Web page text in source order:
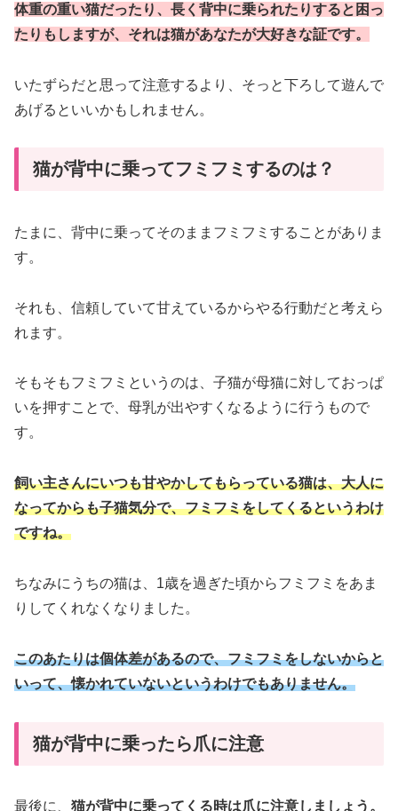
体重の重い猫だったり、長く背中に乗られたりすると困っ
たりもしますが、それは猫があなたが大好きな証です。
いたずらだと思って注意するより、そっと下ろして遊んで
あげるといいかもしれません。
猫が背中に乗ってフミフミするのは？
たまに、背中に乗ってそのままフミフミすることがありま
す。
それも、信頼していて甘えているからやる行動だと考えら
れます。
そもそもフミフミというのは、子猫が母猫に対しておっぱ
いを押すことで、母乳が出やすくなるように行うもので
す。
飼い主さんにいつも甘やかしてもらっている猫は、大人に
なってからも子猫気分で、フミフミをしてくるというわけ
ですね。
ちなみにうちの猫は、1歳を過ぎた頃からフミフミをあま
りしてくれなくなりました。
このあたりは個体差があるので、フミフミをしないからと
いって、懐かれていないというわけでもありません。
猫が背中に乗ったら爪に注意
最後に、 猫が背中に乗ってくる時は爪に注意しましょう。